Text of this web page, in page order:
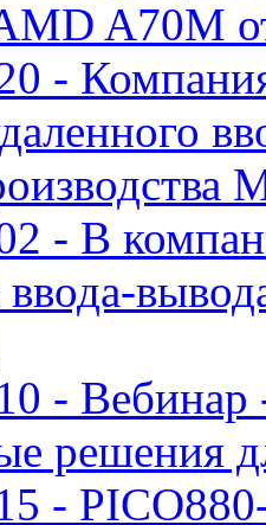
A70M
-
- В
ввода-
-
решения
-